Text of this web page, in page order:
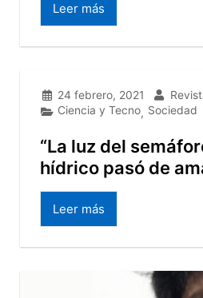
Leer más
24 febrero, 2021
Ciencia y Tecno, Sociedad
“La luz del
hídrico pasó de
Leer más